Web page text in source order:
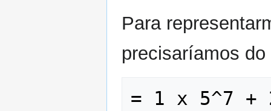
Para
precisaríamos
= 1 x 5^7 +